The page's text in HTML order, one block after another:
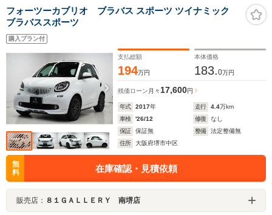
フォーツーカブリオ ブラバス スポーツ ツイナミック
ブラバススポーツ
購入プラン付
支払総額
194万円
本体価格
183.0万円
残価ローン 月々 17,600円
年式 2017年 走行 4.4万km
車検
'26/12 修復
なし
保証
保証無 整備
法定整備無
住所
大阪府堺市中区
無
料
在庫確認・見積依頼
販売店： ８１ＧＡＬＬＥＲＹ 南堺店